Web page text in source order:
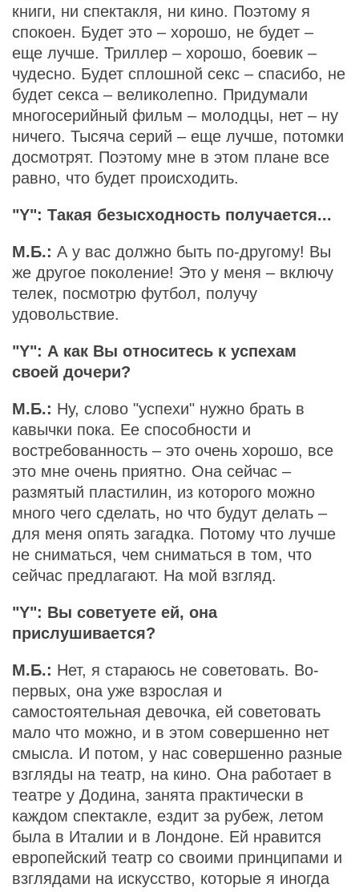
книги, ни спектакля, ни кино. Поэтому я
спокоен. Будет это – хорошо, не будет –
еще лучше. Триллер – хорошо, боевик –
чудесно. Будет сплошной секс – спасибо, не
будет секса – великолепно. Придумали
многосерийный фильм – молодцы, нет – ну
ничего. Тысяча серий – еще лучше, потомки
досмотрят. Поэтому мне в этом плане все
равно, что будет происходить.
"Y": Такая безысходность получается...
М.Б.: А у вас должно быть по-другому! Вы
же другое поколение! Это у меня – включу
телек, посмотрю футбол, получу
удовольствие.
"Y": А как Вы относитесь к успехам
своей дочери?
М.Б.: Ну, слово "успехи" нужно брать в
кавычки пока. Ее способности и
востребованность – это очень хорошо, все
это мне очень приятно. Она сейчас –
размятый пластилин, из которого можно
много чего сделать, но что будут делать –
для меня опять загадка. Потому что лучше
не сниматься, чем сниматься в том, что
сейчас предлагают. На мой взгляд.
"Y": Вы советуете ей, она
прислушивается?
М.Б.: Нет, я стараюсь не советовать. Во-
первых, она уже взрослая и
самостоятельная девочка, ей советовать
мало что можно, и в этом совершенно нет
смысла. И потом, у нас совершенно разные
взгляды на театр, на кино. Она работает в
театре у Додина, занята практически в
каждом спектакле, ездит за рубеж, летом
была в Италии и в Лондоне. Ей нравится
европейский театр со своими принципами и
взглядами на искусство, которые я иногда